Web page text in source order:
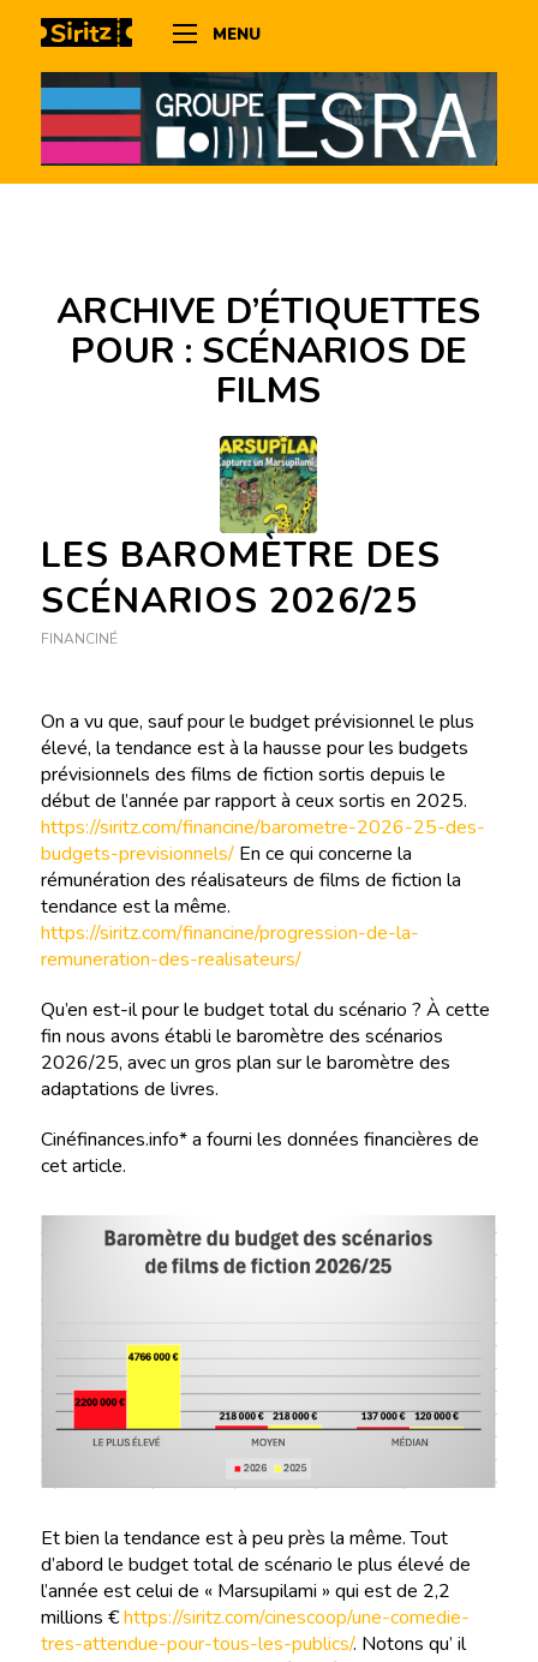
MENU
ARCHIVE D’ÉTIQUETTES
POUR : SCÉNARIOS DE
FILMS
LES BAROMÈTRE DES
SCÉNARIOS 2026/25
FINANCINÉ
On a vu que, sauf pour le budget prévisionnel le plus
élevé, la tendance est à la hausse pour les budgets
prévisionnels des films de fiction sortis depuis le
début de l’année par rapport à ceux sortis en 2025.
https://siritz.com/financine/barometre-2026-25-des-
budgets-previsionnels/En ce qui concerne la
rémunération des réalisateurs de films de fiction la
tendance est la même.
https://siritz.com/financine/progression-de-la-
remuneration-des-realisateurs/
Qu’en est-il pour le budget total du scénario ? À cette
fin nous avons établi le baromètre des scénarios
2026/25, avec un gros plan sur le baromètre des
adaptations de livres.
Cinéfinances.info* a fourni les données financières de
cet article.
Et bien la tendance est à peu près la même. Tout
d’abord le budget total de scénario le plus élevé de
l’année est celui de « Marsupilami » qui est de 2,2
millions €https://siritz.com/cinescoop/une-comedie-
tres-attendue-pour-tous-les-publics/. Notons qu’ il